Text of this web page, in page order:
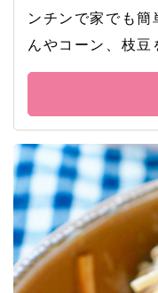
ンチンで家でも簡
んやコーン、枝豆